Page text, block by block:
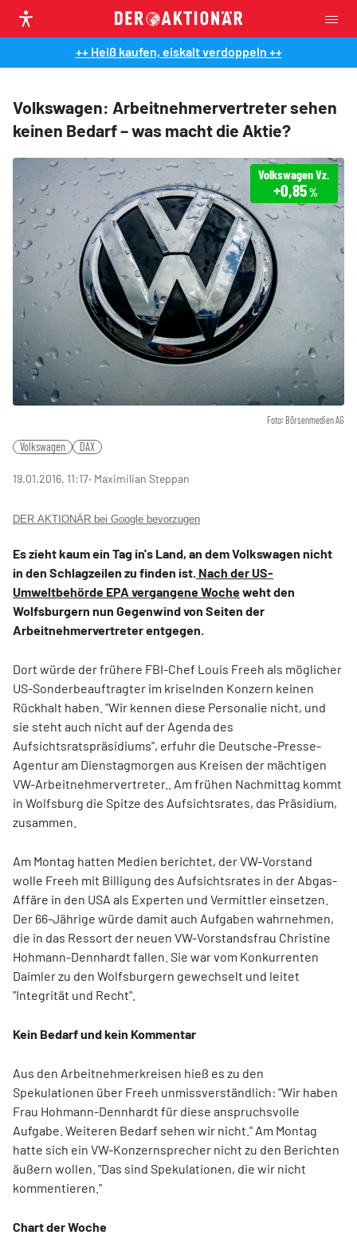
++ Heiß kaufen, eiskalt verdoppeln ++
Volkswagen: Arbeitnehmervertreter sehen
keinen Bedarf – was macht die Aktie?
Foto: Börsenmedien AG
Volkswagen Vz.
+0,85%
Volkswagen DAX
19.01.2016, 11:17‧ Maximilian Steppan
DER AKTIONÄR bei Google bevorzugen
Es zieht kaum ein Tag in's Land, an dem Volkswagen nicht
in den Schlagzeilen zu finden ist. Nach der US-
Umweltbehörde EPA vergangene Wocheweht den
Wolfsburgern nun Gegenwind von Seiten der
Arbeitnehmervertreter entgegen.
Dort würde der frühere FBI-Chef Louis Freeh als möglicher
US-Sonderbeauftragter im kriselnden Konzern keinen
Rückhalt haben. "Wir kennen diese Personalie nicht, und
sie steht auch nicht auf der Agenda des
Aufsichtsratspräsidiums", erfuhr die Deutsche-Presse-
Agentur am Dienstagmorgen aus Kreisen der mächtigen
VW-Arbeitnehmervertreter.. Am frühen Nachmittag kommt
in Wolfsburg die Spitze des Aufsichtsrates, das Präsidium,
zusammen.
Am Montag hatten Medien berichtet, der VW-Vorstand
wolle Freeh mit Billigung des Aufsichtsrates in der Abgas-
Affäre in den USA als Experten und Vermittler einsetzen.
Der 66-Jährige würde damit auch Aufgaben wahrnehmen,
die in das Ressort der neuen VW-Vorstandsfrau Christine
Hohmann-Dennhardt fallen. Sie war vom Konkurrenten
Daimler zu den Wolfsburgern gewechselt und leitet
"Integrität und Recht".
Kein Bedarf und kein Kommentar
Aus den Arbeitnehmerkreisen hieß es zu den
Spekulationen über Freeh unmissverständlich: "Wir haben
Frau Hohmann-Dennhardt für diese anspruchsvolle
Aufgabe. Weiteren Bedarf sehen wir nicht." Am Montag
hatte sich ein VW-Konzernsprecher nicht zu den Berichten
äußern wollen. "Das sind Spekulationen, die wir nicht
kommentieren."
Chart der Woche